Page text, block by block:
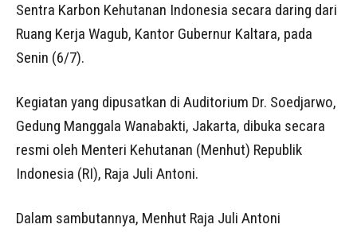
Sentra Karbon Kehutanan Indonesia secara daring dari
Ruang Kerja Wagub, Kantor Gubernur Kaltara, pada
Senin (6/7).
Kegiatan yang dipusatkan di Auditorium Dr. Soedjarwo,
Gedung Manggala Wanabakti, Jakarta, dibuka secara
resmi oleh Menteri Kehutanan (Menhut) Republik
Indonesia (RI), Raja Juli Antoni.
Dalam sambutannya, Menhut Raja Juli Antoni